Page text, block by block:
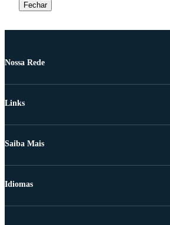
Fechar
Nossa Rede
Links
Saiba Mais
Idiomas